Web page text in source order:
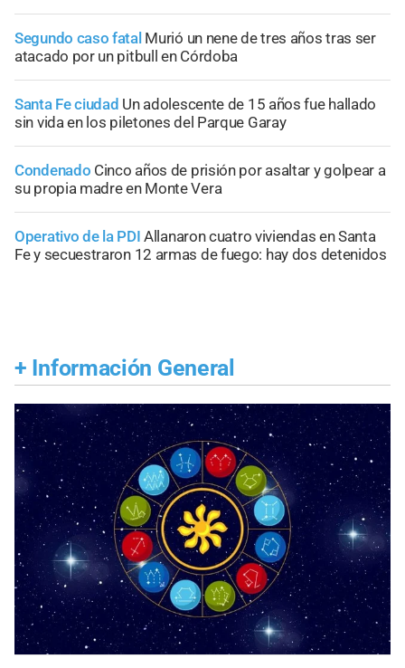
Segundo caso fatal Murió un nene de tres años tras ser
atacado por un pitbull en Córdoba
Santa Fe ciudad Un adolescente de 15 años fue hallado
sin vida en los piletones del Parque Garay
Condenado Cinco años de prisión por asaltar y golpear a
su propia madre en Monte Vera
Operativo de la PDI Allanaron cuatro viviendas en Santa
Fe y secuestraron 12 armas de fuego: hay dos detenidos
+ Información General